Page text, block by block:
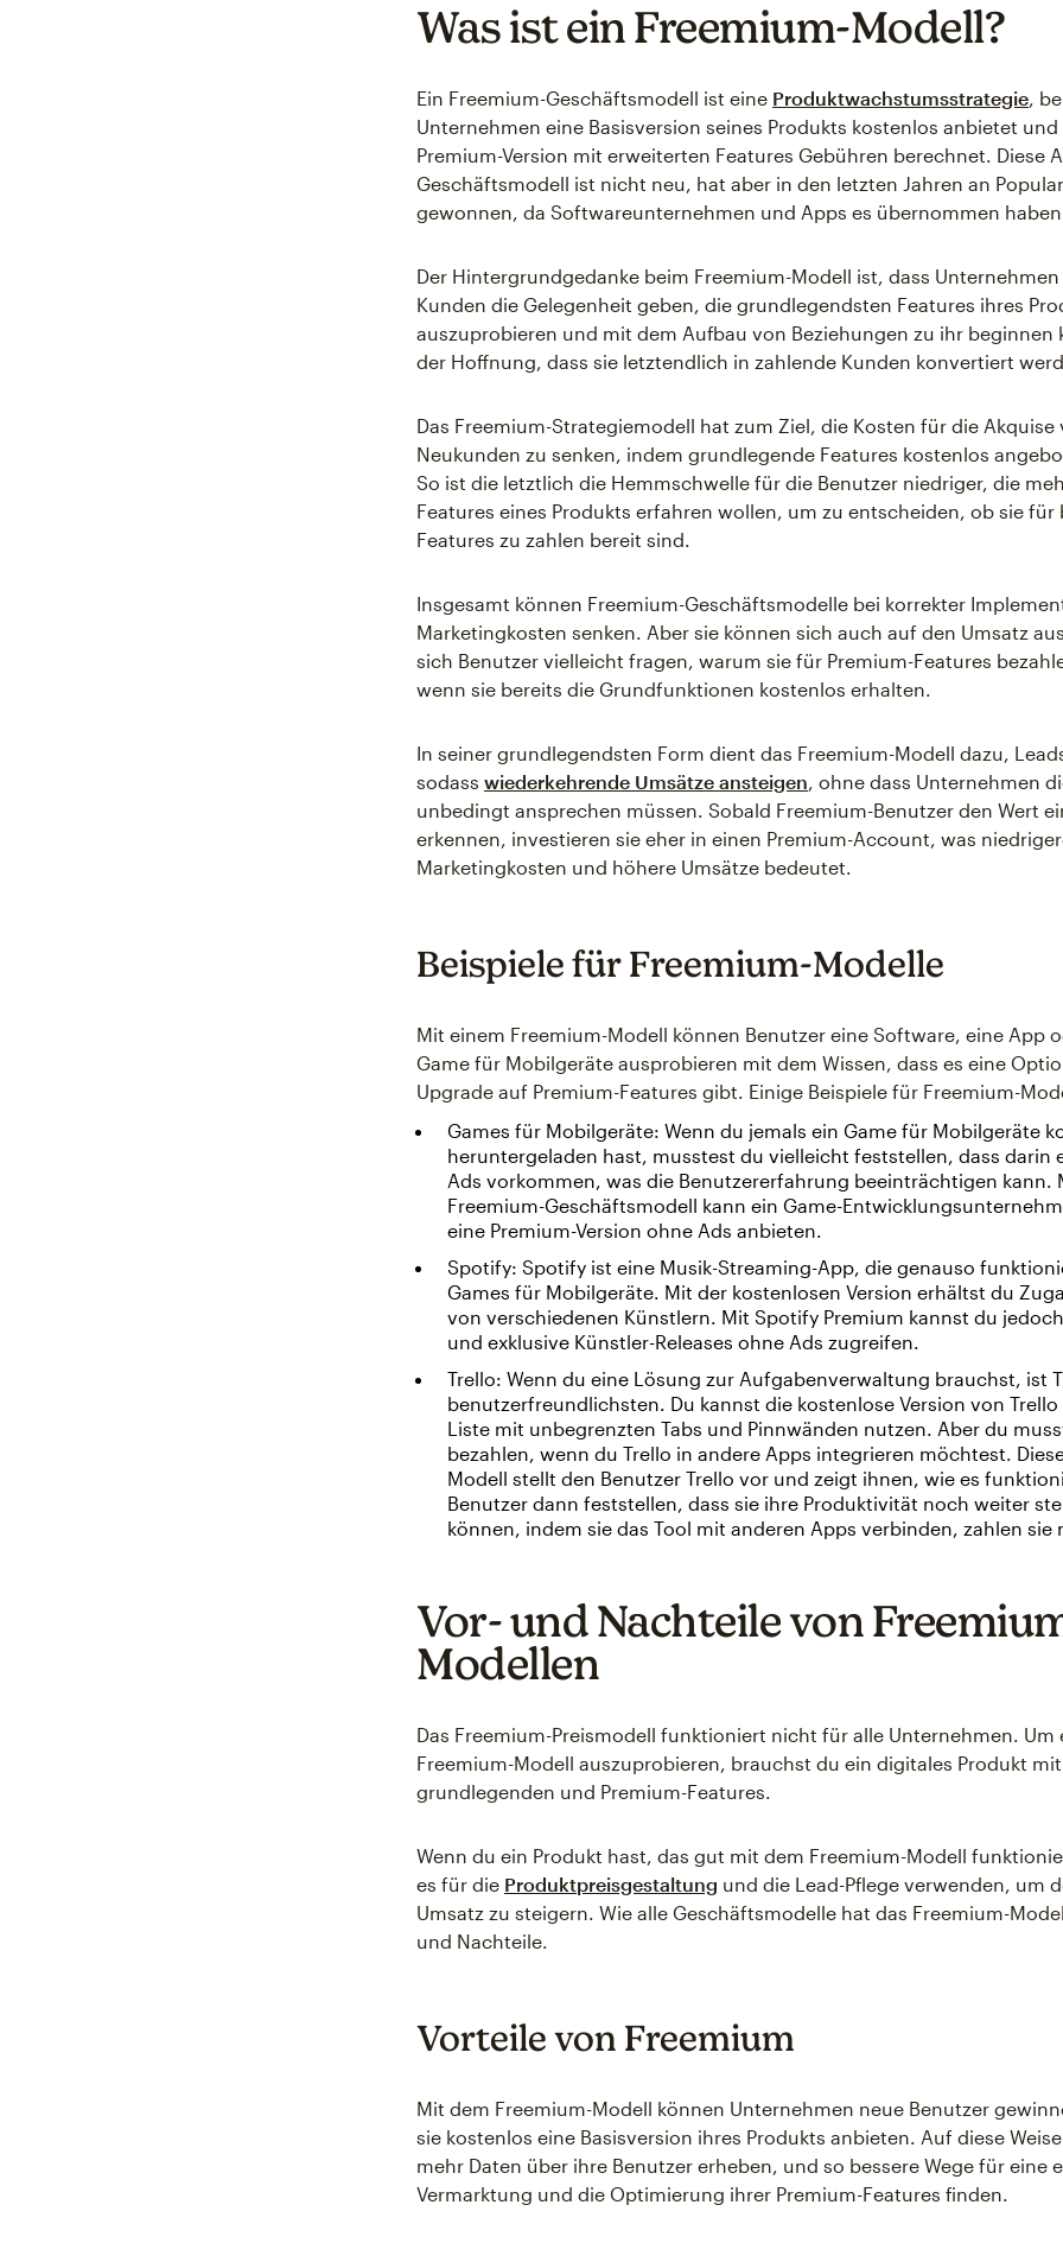
Was ist ein Freemium-Modell?
Ein Freemium-Geschäftsmodell ist eine Produktwachstumsstrategie,
Unternehmen eine Basisversion seines Produkts kostenlos anbietet
Premium-Version mit erweiterten Features Gebühren berechnet. Diese
Geschäftsmodell ist nicht neu, hat aber in den letzten Jahren an
gewonnen, da Softwareunternehmen und Apps es übernommen
Der Hintergrundgedanke beim Freemium-Modell ist, dass
Kunden die Gelegenheit geben, die grundlegendsten Features ihres
auszuprobieren und mit dem Aufbau von Beziehungen zu ihr beginnen
der Hoffnung, dass sie letztendlich in zahlende Kunden konvertiert
Das Freemium-Strategiemodell hat zum Ziel, die Kosten für die Akquise
Neukunden zu senken, indem grundlegende Features kostenlos
So ist die letztlich die Hemmschwelle für die Benutzer niedriger, die
Features eines Produkts erfahren wollen, um zu entscheiden, ob sie für
Features zu zahlen bereit sind.
Insgesamt können Freemium-Geschäftsmodelle bei korrekter
Marketingkosten senken. Aber sie können sich auch auf den Umsatz
sich Benutzer vielleicht fragen, warum sie für Premium-Features
wenn sie bereits die Grundfunktionen kostenlos erhalten.
In seiner grundlegendsten Form dient das Freemium-Modell dazu,
sodass wiederkehrende Umsätze ansteigen, ohne dass Unternehmen
unbedingt ansprechen müssen. Sobald Freemium-Benutzer den Wert
erkennen, investieren sie eher in einen Premium-Account, was
Marketingkosten und höhere Umsätze bedeutet.
Beispiele für Freemium-Modelle
Mit einem Freemium-Modell können Benutzer eine Software, eine App
Game für Mobilgeräte ausprobieren mit dem Wissen, dass es eine
Upgrade auf Premium-Features gibt. Einige Beispiele für Freemium-
Games für Mobilgeräte: Wenn du jemals ein Game für Mobilgeräte
heruntergeladen hast, musstest du vielleicht feststellen, dass darin
Ads vorkommen, was die Benutzererfahrung beeinträchtigen kann.
Freemium-Geschäftsmodell kann ein Game-
eine Premium-Version ohne Ads anbieten.
Spotify: Spotify ist eine Musik-Streaming-App, die genauso
Games für Mobilgeräte. Mit der kostenlosen Version erhältst du
von verschiedenen Künstlern. Mit Spotify Premium kannst du
und exklusive Künstler-Releases ohne Ads zugreifen.
Trello: Wenn du eine Lösung zur Aufgabenverwaltung brauchst, ist
benutzerfreundlichsten. Du kannst die kostenlose Version von Trello
Liste mit unbegrenzten Tabs und Pinnwänden nutzen. Aber du
bezahlen, wenn du Trello in andere Apps integrieren möchtest.
Modell stellt den Benutzer Trello vor und zeigt ihnen, wie es
Benutzer dann feststellen, dass sie ihre Produktivität noch weiter
können, indem sie das Tool mit anderen Apps verbinden, zahlen sie
Vor- und Nachteile von
Modellen
Das Freemium-Preismodell funktioniert nicht für alle Unternehmen. Um
Freemium-Modell auszuprobieren, brauchst du ein digitales Produkt mit
grundlegenden und Premium-Features.
Wenn du ein Produkt hast, das gut mit dem Freemium-Modell
es für die Produktpreisgestaltung und die Lead-Pflege verwenden, um
Umsatz zu steigern. Wie alle Geschäftsmodelle hat das Freemium-
und Nachteile.
Vorteile von Freemium
Mit dem Freemium-Modell können Unternehmen neue Benutzer
sie kostenlos eine Basisversion ihres Produkts anbieten. Auf diese
mehr Daten über ihre Benutzer erheben, und so bessere Wege für eine
Vermarktung und die Optimierung ihrer Premium-Features finden.